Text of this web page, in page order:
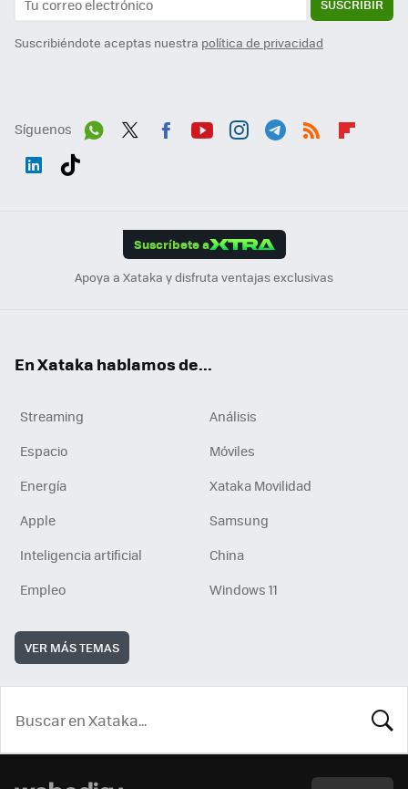
SUSCRIBIR
Suscribiéndote aceptas nuestra política de privacidad
Síguenos
Suscríbete a
Apoya a Xataka y disfruta ventajas exclusivas
En Xataka hablamos de...
Streaming
Análisis
Espacio
Móviles
Energía
Xataka Movilidad
Apple
Samsung
Inteligencia artificial
China
Empleo
Windows 11
VER MÁS TEMAS